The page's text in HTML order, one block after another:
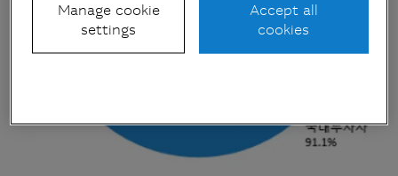
Accept all
cookies
Manage cookie
settings